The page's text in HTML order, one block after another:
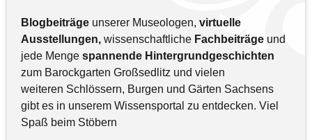
Blogbeiträge unserer Museologen, virtuelle
Ausstellungen, wissenschaftliche Fachbeiträge und
jede Menge spannende Hintergrundgeschichten
zum Barockgarten Großsedlitz und vielen
weiteren Schlössern, Burgen und Gärten Sachsens
gibt es in unserem Wissensportal zu entdecken. Viel
Spaß beim Stöbern